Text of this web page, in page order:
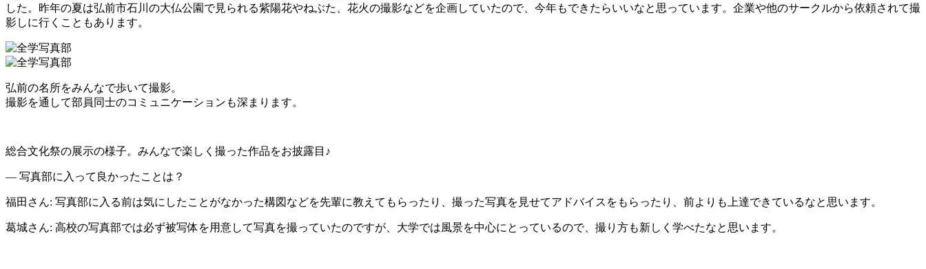
した。昨年の夏は弘前市石川の大仏公園で見られる紫陽花やねぶた、花火の撮影などを企画していたので、今年もできたらいいなと思っています。企業や他のサークルから依頼されて撮
影しに行くこともあります。
弘前の名所をみんなで歩いて撮影。
撮影を通して部員同士のコミュニケーションも深まります。
総合文化祭の展示の様子。みんなで楽しく撮った作品をお披露目♪
― 写真部に入って良かったことは？
福田さん: 写真部に入る前は気にしたことがなかった構図などを先輩に教えてもらったり、撮った写真を見せてアドバイスをもらったり、前よりも上達できているなと思います。
葛城さん: 高校の写真部では必ず被写体を用意して写真を撮っていたのですが、大学では風景を中心にとっているので、撮り方も新しく学べたなと思います。